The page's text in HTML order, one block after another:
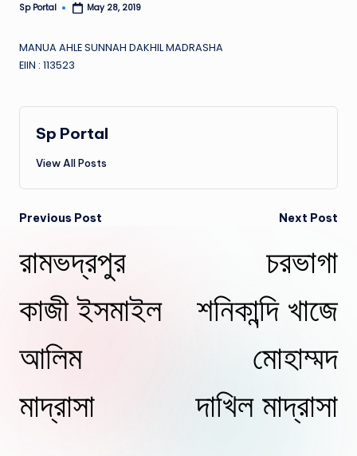
Posted
Sp Portal May 28, 2019
MANUA AHLE SUNNAH DAKHIL MADRASHA
EIIN : 113523
Sp Portal
View All Posts
Post
navigation
Previous Post
রামভদ্রপুর
কাজী ইসমাইল
আলিম
মাদ্রাসা
Next Post
চরভাগা
শনিকান্দি খাজে
মোহাম্মদ
দাখিল মাদ্রাসা